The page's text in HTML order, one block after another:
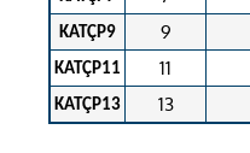
KATÇP9 9
KATÇP11 11
KATÇP13 13